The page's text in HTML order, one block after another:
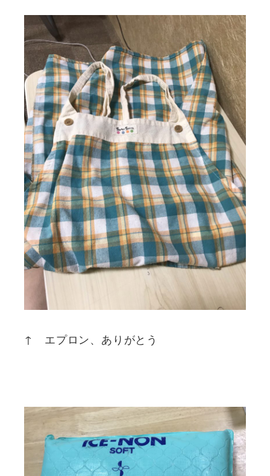
↑ エプロン、ありがとう